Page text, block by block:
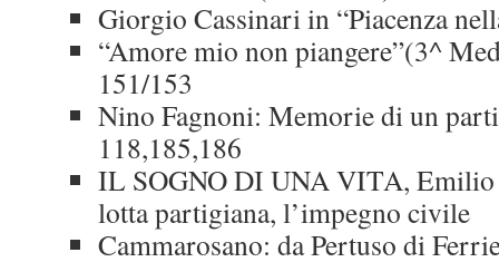
Giorgio Cassinari in “Piacenza
“Amore mio non piangere”(3^
151/153
Nino Fagnoni: Memorie di un
118,185,186
IL SOGNO DI UNA VITA, Emilio
lotta partigiana, l’impegno civile
Cammarosano: da Pertuso di